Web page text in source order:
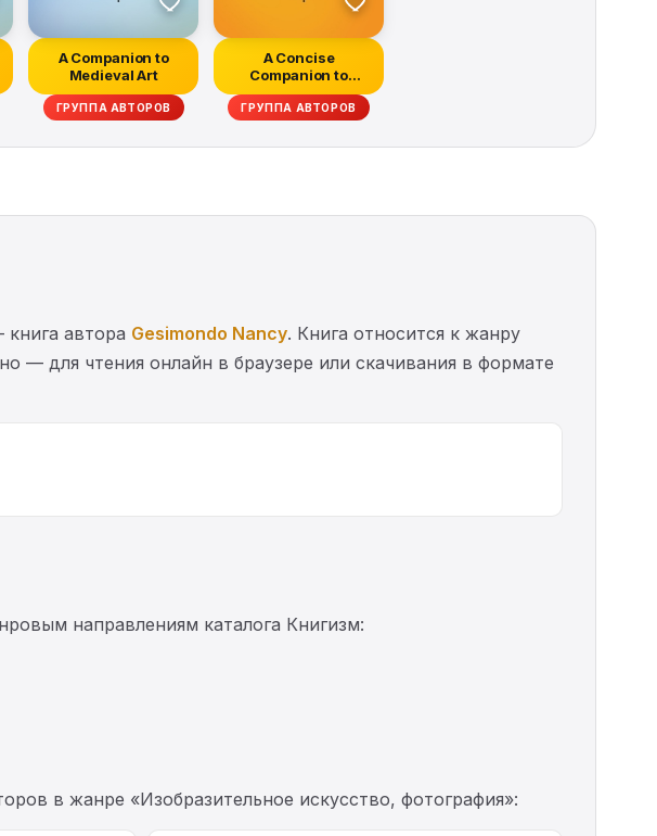
A Companion to
Medieval Art
ГРУППА АВТОРОВ
A Concise
Companion to
Visual Culture
ГРУППА АВТОРОВ
автора Gesimondo Nancy. Книга относится к жанру
— для чтения онлайн в браузере или скачивания в формате
направлениям каталога Книгизм:
в жанре «Изобразительное искусство, фотография»: